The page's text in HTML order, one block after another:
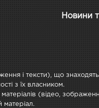
Новини
і тексти), що
з їх власником.
матеріалів (відео,